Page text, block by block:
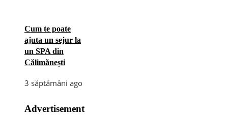
Cum te poate
ajuta un sejur la
un SPA din
Călimănești
3 săptămâni ago
Advertisement